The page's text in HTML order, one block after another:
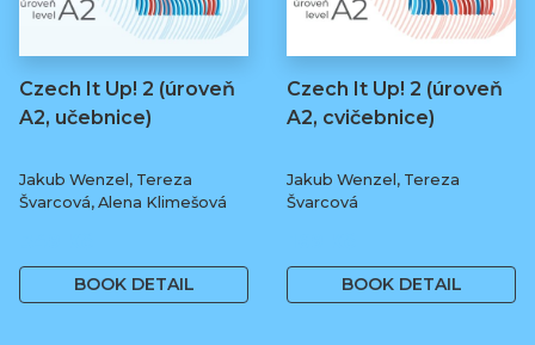
Czech It Up! 2 (úroveň
A2, učebnice)
Jakub Wenzel, Tereza
Švarcová, Alena Klimešová
BOOK DETAIL
Czech It Up! 2 (úroveň
A2, cvičebnice)
Jakub Wenzel, Tereza
Švarcová
BOOK DETAIL